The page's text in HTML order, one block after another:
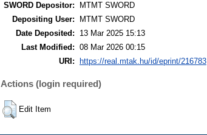
SWORD Depositor:
MTMT SWORD
Depositing User:
MTMT SWORD
Date Deposited:
13 Mar 2025 15:13
Last Modified: 08 Mar 2026 00:15
URI:
https://real.mtak.hu/id/eprint/216783
Actions (login required)
Edit Item